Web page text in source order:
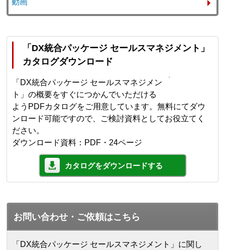
動画
「DX統合パッケージ セールスマネジメント」
カタログダウンロード
「DX統合パッケージ セールスマネジメン
ト」の概要をすぐにつかんでいただける
ようPDFカタログをご用意しています。無料にてダウ
ンロード可能ですので、ご検討資料としてお役立てく
ださい。
ダウンロード資料：PDF・24ページ
カタログをダウンロードする
お問い合わせ・ご依頼はこちら
「DX統合パッケージ セールスマネジメント」に関し